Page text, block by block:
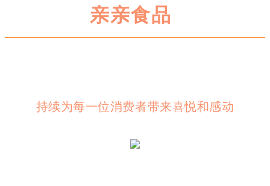
亲亲食品
持续为每一位消费者带来喜悦和感动